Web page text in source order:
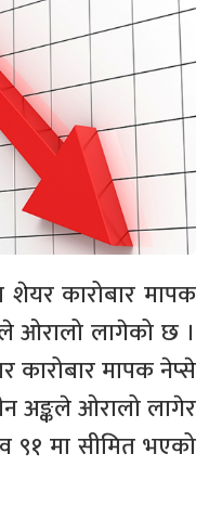
शेयर कारोबार मापक
ओरालो लागेको छ ।
मापक नेप्से
अङ्कले ओरालो लागेर
मा सीमित भएको